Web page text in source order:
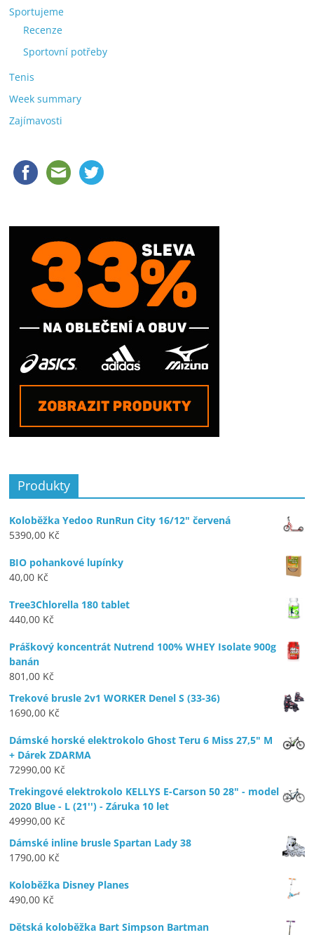
Sportujeme
Recenze
Sportovní potřeby
Tenis
Week summary
Zajímavosti
Produkty
Koloběžka Yedoo RunRun City 16/12" červená
5390,00 Kč
BIO pohankové lupínky
40,00 Kč
Tree3Chlorella 180 tablet
440,00 Kč
Práškový koncentrát Nutrend 100% WHEY Isolate 900g
banán
801,00 Kč
Trekové brusle 2v1 WORKER Denel S (33-36)
1690,00 Kč
Dámské horské elektrokolo Ghost Teru 6 Miss 27,5" M
+ Dárek ZDARMA
72990,00 Kč
Trekingové elektrokolo KELLYS E-Carson 50 28" - model
2020 Blue - L (21'') - Záruka 10 let
49990,00 Kč
Dámské inline brusle Spartan Lady 38
1790,00 Kč
Koloběžka Disney Planes
490,00 Kč
Dětská koloběžka Bart Simpson Bartman